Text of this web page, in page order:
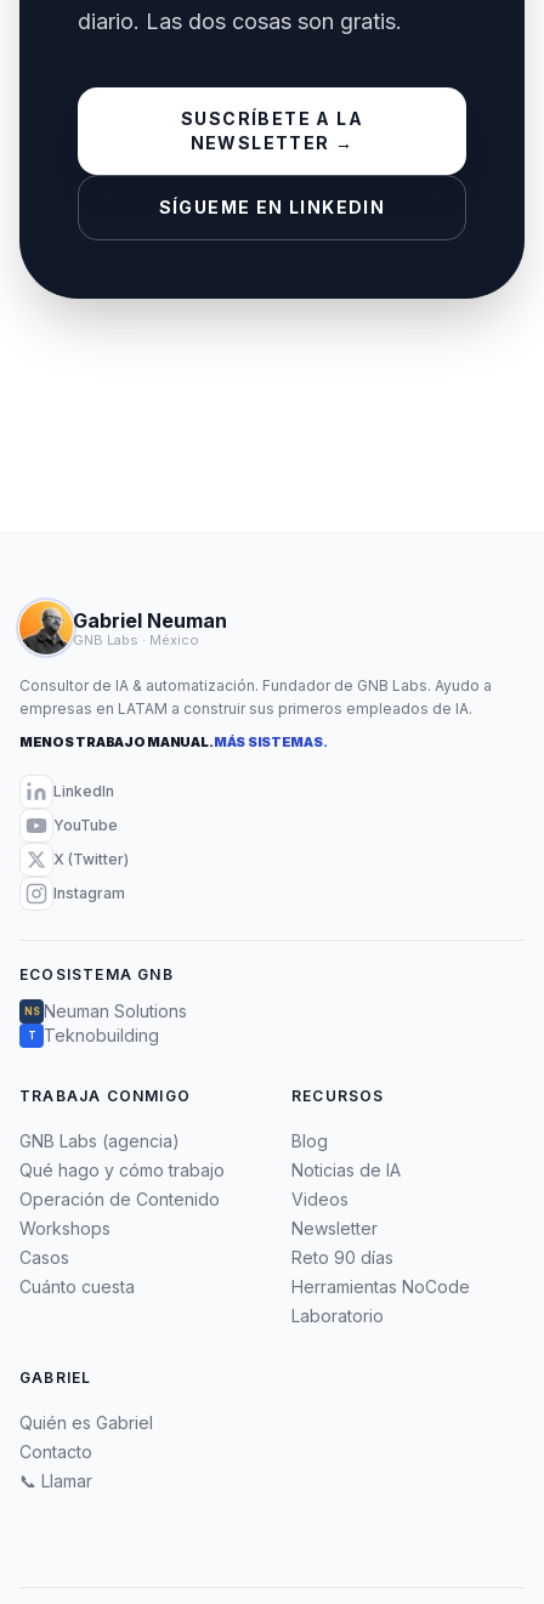
diario. Las dos cosas son gratis.
SUSCRÍBETE A LA
NEWSLETTER →
SÍGUEME EN LINKEDIN
Gabriel Neuman
GNB Labs · México
Consultor de IA & automatización. Fundador de GNB Labs. Ayudo a
empresas en LATAM a construir sus primeros empleados de IA.
MENOS TRABAJO MANUAL.MÁS SISTEMAS.
LinkedIn
YouTube
X (Twitter)
Instagram
ECOSISTEMA GNB
NS Neuman Solutions
T Teknobuilding
TRABAJA CONMIGO
GNB Labs (agencia)
Qué hago y cómo trabajo
Operación de Contenido
Workshops
Casos
Cuánto cuesta
RECURSOS
Blog
Noticias de IA
Videos
Newsletter
Reto 90 días
Herramientas NoCode
Laboratorio
GABRIEL
Quién es Gabriel
Contacto
📞 Llamar